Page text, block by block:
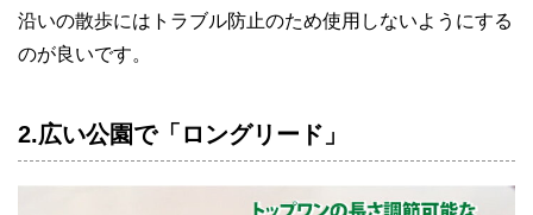
沿いの散歩にはトラブル防止のため使用しないようにする
のが良いです。
2.広い公園で「ロングリード」